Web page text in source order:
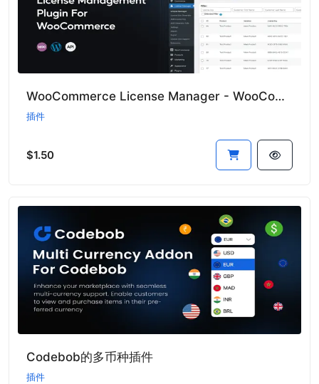
WooCommerce License Manager - WooCommerce授权管理器插件
插件
$1.50
Codebob的多币种插件
插件